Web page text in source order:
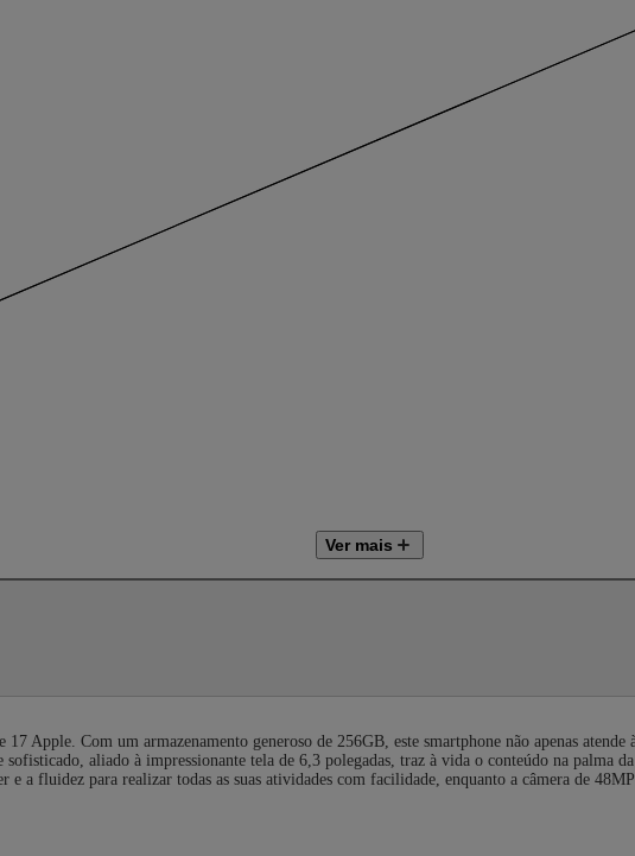
Ver mais
Apple. Com um armazenamento generoso de 256GB, este smartphone não apenas atende
aliado à impressionante tela de 6,3 polegadas, traz à vida o conteúdo na palma
e a fluidez para realizar todas as suas atividades com facilidade, enquanto a câmera de